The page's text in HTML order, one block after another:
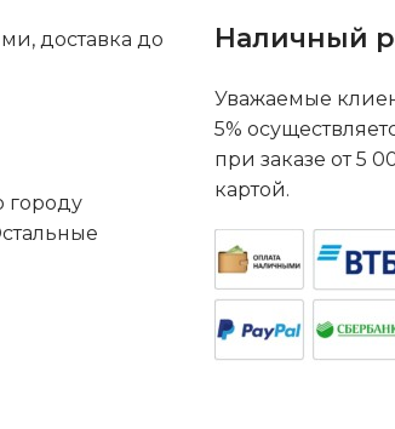
доставка до
городу
Наличный
Уважаемые
5%
при заказе от 5
картой.